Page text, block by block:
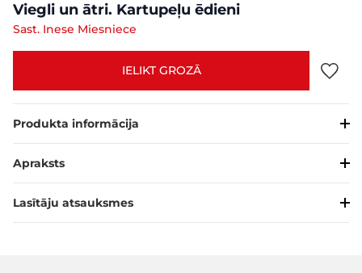
Viegli un ātri. Kartupeļu ēdieni
Sast. Inese Miesniece
IELIKT GROZĀ
Produkta informācija
Apraksts
Lasītāju atsauksmes